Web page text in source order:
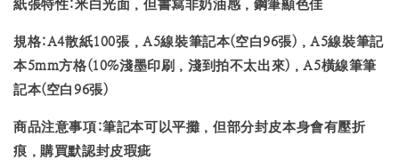
紙張特性:米白光面，但書寫非奶油感，鋼筆顯色佳
規格:A4散紙100張，A5線裝筆記本(空白96張)，A5線裝筆記
本5mm方格(10%淺墨印刷，淺到拍不太出來)，A5橫線筆筆
記本(空白96張)
商品注意事項:筆記本可以平攤，但部分封皮本身會有壓折
痕，購買默認封皮瑕疵